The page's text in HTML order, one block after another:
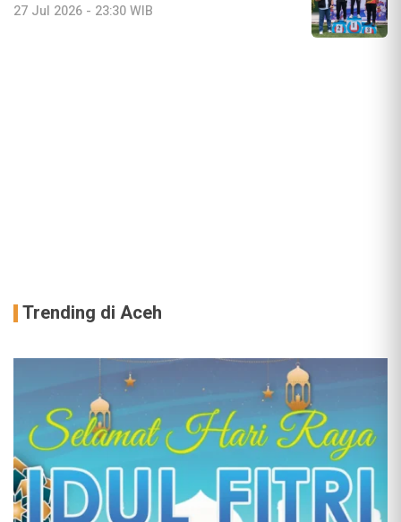
27 Jul 2026 - 23:30 WIB
Trending di Aceh